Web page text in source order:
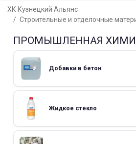
ХК Кузнецкий Альянс
Строительные и отделочные
ПРОМЫШЛЕННАЯ
Добавки в бетон
Жидкое стекло